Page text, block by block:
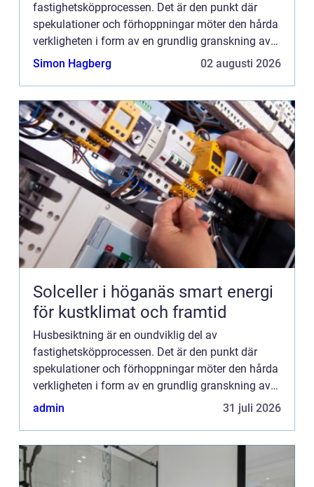
fastighetsköpprocessen. Det är den punkt där
spekulationer och förhoppningar möter den hårda
verkligheten i form av en grundlig granskning av
fastighetens skick. I denna artike...
Simon Hagberg 02 augusti 2026
Solceller i höganäs smart energi
för kustklimat och framtid
Husbesiktning är en oundviklig del av
fastighetsköpprocessen. Det är den punkt där
spekulationer och förhoppningar möter den hårda
verkligheten i form av en grundlig granskning av
fastighetens skick. I denna artike...
admin 31 juli 2026